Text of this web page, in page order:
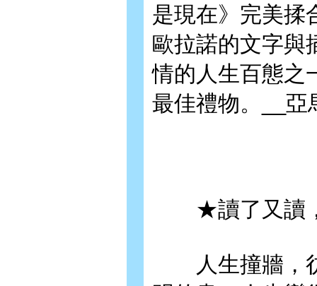
是現在》完美揉
歐拉諾的文字與
情的人生百態之
最佳禮物。__亞
★讀了又讀
人生撞牆，彷